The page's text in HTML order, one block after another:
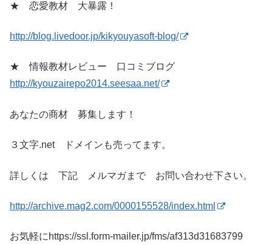
★ 恋愛教材 大暴露！
http://blog.livedoor.jp/kikyouyasoft-blog/
★ 情報教材レビュー 口コミブログ
http://kyouzairepo2014.seesaa.net/
あなたの商材 募集します！
３文字.net ドメインも売ってます。
詳しくは 下記 メルマガまで お問い合わせ下さい。
http://archive.mag2.com/0000155528/index.html
お気軽にhttps://ssl.form-mailer.jp/fms/af313d31683799